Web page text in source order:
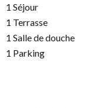
1 Séjour
1 Terrasse
1 Salle de douche
1 Parking